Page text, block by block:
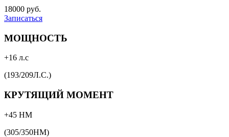
18000 руб.
Записаться
МОЩНОСТЬ
+16 л.с
(193/209Л.С.)
КРУТЯЩИЙ МОМЕНТ
+45 НМ
(305/350НМ)